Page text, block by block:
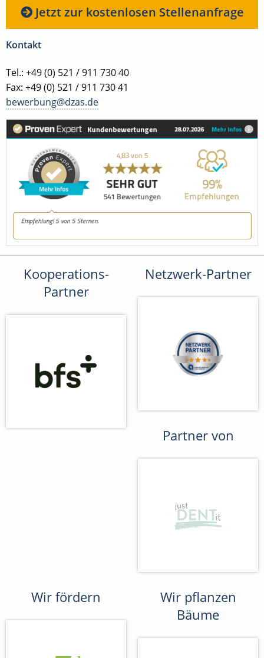
Jetzt zur kostenlosen Stellenanfrage
Kontakt
Tel.: +49 (0) 521 / 911 730 40
Fax: +49 (0) 521 / 911 730 41
bewerbung@dzas.de
Kooperations-
Partner
Netzwerk-Partner
Partner von
Wir fördern
Wir pflanzen
Bäume